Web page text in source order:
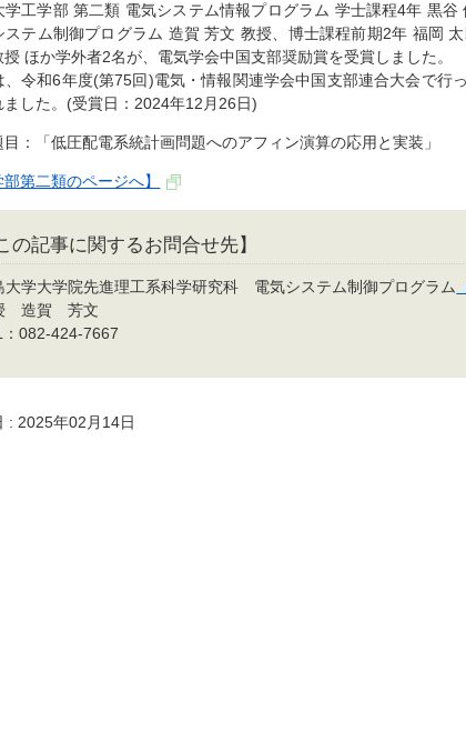
学工学部 第二類 電気システム情報プログラム 学士課程4年 黒
ステム制御プログラム 造賀 芳文 教授、博士課程前期2年 福岡
授 ほか学外者2名が、電気学会中国支部奨励賞を受賞しました。
、令和6年度(第75回)電気・情報関連学会中国支部連合大会で行
ました。(受賞日：2024年12月26日)
目：「低圧配電系統計画問題へのアフィン演算の応用と実装」
部第二類のページへ】
の記事に関するお問合せ先】
大学大学院先進理工系科学研究科 電気システム制御プログラム
造賀 芳文
：082-424-7667
: 2025年02月14日